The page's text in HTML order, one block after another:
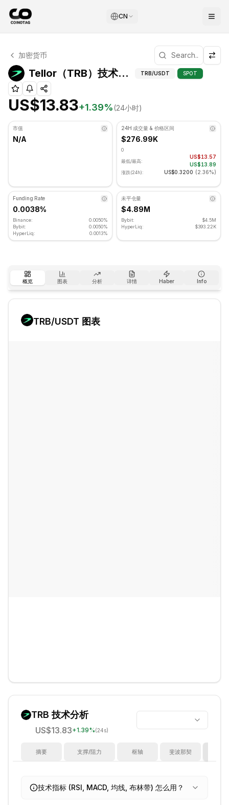
CN
Tellor 技术分析
Tellor 目前交易价格为 US$13.83. RSI 指标为 44.39 处于
加密货币
Tellor（TRB）技术指标 Tellor（TRB）技
TRB/USDT SPOT
US$13.83+1.39%(24小时)
市值
N/A
24H 成交量 & 价格区间
$276.99K
0
最低/最高:
US$13.57
US$13.89
涨跌(24h): US$0.3200 (2.36%)
Funding Rate
0.0038%
Binance:
0.0050%
Bybit:
0.0050%
HyperLiq:
0.0013%
未平仓量
$4.89M
Bybit:
$4.5M
HyperLiq:
$393.22K
概览 图表 分析 详情 Haber Info
TRB/USDT 图表
TRB 技术分析
US$13.83+1.39%(24s)
摘要 支撑/阻力 枢轴 斐波那契
技术指标 (RSI, MACD, 均线, 布林带) 怎么用？